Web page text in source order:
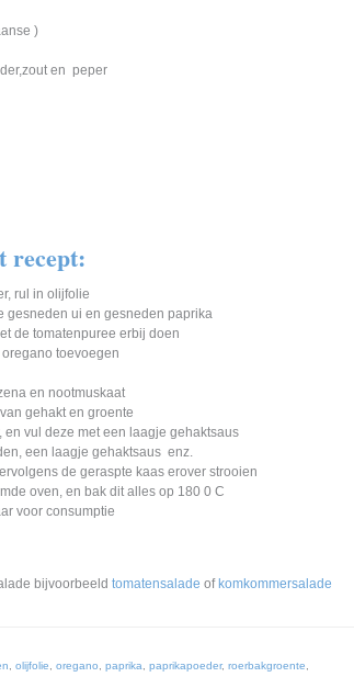
)
en peper
recept:
rul in olijfolie
gesneden ui en gesneden paprika
de tomatenpuree erbij doen
toevoegen
en nootmuskaat
gehakt en groente
en vul deze met een laagje gehaktsaus
een laagje gehaktsaus enz.
de geraspte kaas erover strooien
oven, en bak dit alles op 180 0 C
voor consumptie
bijvoorbeeld tomatensalade of komkommersalade
olijfolie oregano paprika paprikapoeder, roerbakgroente